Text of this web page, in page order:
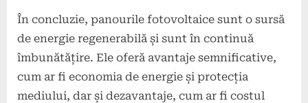
În concluzie, panourile fotovoltaice sunt o sursă
de energie regenerabilă și sunt în continuă
îmbunătățire. Ele oferă avantaje semnificative,
cum ar fi economia de energie și protecția
mediului, dar și dezavantaje, cum ar fi costul